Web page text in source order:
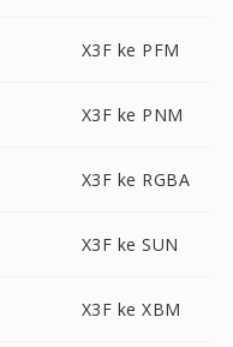
X3F ke PFM
X3F ke PNM
X3F ke RGBA
X3F ke SUN
X3F ke XBM